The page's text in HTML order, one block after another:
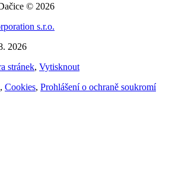
© 2026
s.r.o.
2026
stránek, Vytisknout
, Cookies, Prohlášení o ochraně soukromí